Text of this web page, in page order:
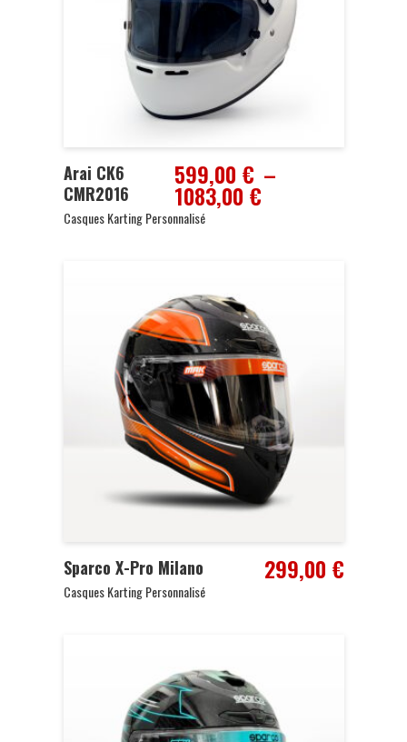
Arai CK6
CMR2016
599,00 € –
1083,00€
Casques Karting Personnalisé
Sparco X-Pro Milano 299,00 €
Casques Karting Personnalisé